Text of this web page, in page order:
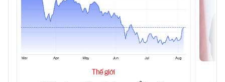
Thế giới